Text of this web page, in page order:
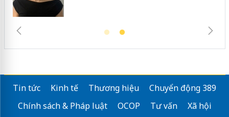
Tin tức Kinh tế Thương hiệu
Chuyển động 389
Chính sách & Pháp luật
OCOP Tư vấn
Xã hội